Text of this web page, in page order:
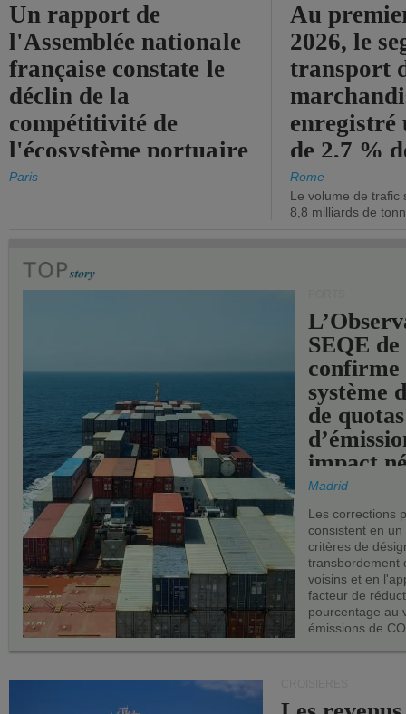
Un rapport de
l'Assemblée nationale
française constate le
déclin de la
compétitivité de
l'écosystème portuaire
de l'État.
Paris
Au
2026, le
transport
enregistré
de 2,7 %
chiffre
Rome
Le volume de trafic
8,8 milliards de
SEQE de
confirme
système
de quotas
impact
les ports
Madrid
Les corrections
consistent en
critères de
transbordement
voisins et en
facteur de
pourcentage au
émissions de